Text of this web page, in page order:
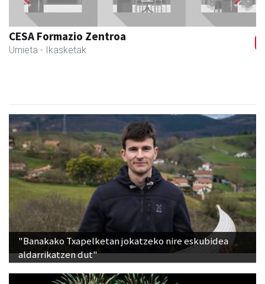
CESA Formazio Zentroa
Urnieta - Ikasketak
Previous Next
"Banakako Txapelketan jokatzeko nire eskubidea
aldarrikatzen dut"